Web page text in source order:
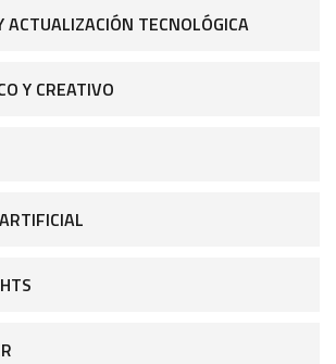
ACTUALIZACIÓN TECNOLÓGICA
Y CREATIVO